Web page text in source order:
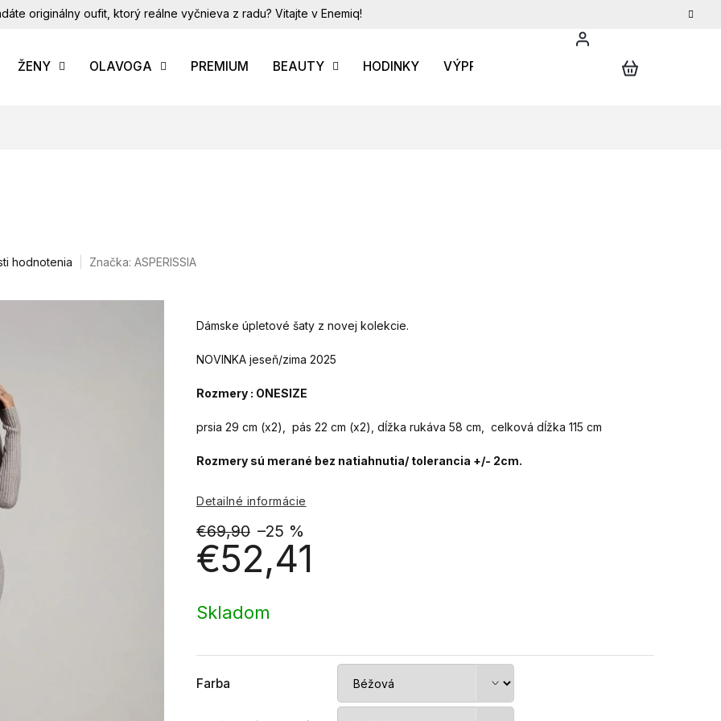
originálny oufit, ktorý reálne vyčnieva z radu? Vitajte v Enemiq!
ŽENY OLAVOGA PREMIUM BEAUTY HODINKY VÝPREDAJ DARČEKOVÝ POUKAZ
hodnotenia Značka: ASPERISSIA
€69,90 –25 %
€52,41
cena:
Skladom
Farba
Dámske úpletové šaty z novej kolekcie.
NOVINKA jeseň/zima 2025
Rozmery : ONESIZE
prsia 29 cm (x2), pás 22 cm (x2), dĺžka rukáva 58 cm, celková dĺžka 115 cm
Rozmery sú merané bez natiahnutia/ tolerancia +/- 2cm.
Detailné informácie